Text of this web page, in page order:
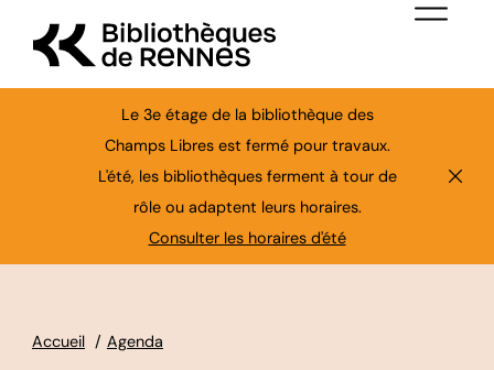
Le 3e étage de la bibliothèque des
Champs Libres est fermé pour travaux.
L'été, les bibliothèques ferment à tour de
rôle ou adaptent leurs horaires.
Consulter les horaires d'été
Menu de
Accueil Agenda